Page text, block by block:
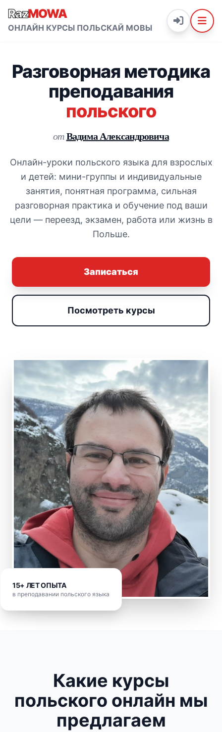
RazMOWA
ОНЛАЙН КУРСЫ ПОЛЬСКАЙ МОВЫ
Разговорная методика
преподавания
польского
отВадима Александровича
Онлайн-уроки польского языка для взрослых
и детей: мини-группы и индивидуальные
занятия, понятная программа, сильная
разговорная практика и обучение под ваши
цели — переезд, экзамен, работа или жизнь в
Польше.
Записаться
Посмотреть курсы
15+ ЛЕТ ОПЫТА
в преподавании польского языка
Какие курсы
польского онлайн мы
предлагаем